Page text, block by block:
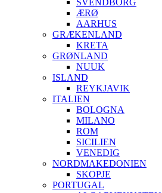
SVENDBORG
ÆRØ
AARHUS
GRÆKENLAND
KRETA
GRØNLAND
NUUK
ISLAND
REYKJAVIK
ITALIEN
BOLOGNA
MILANO
ROM
SICILIEN
VENEDIG
NORDMAKEDONIEN
SKOPJE
PORTUGAL